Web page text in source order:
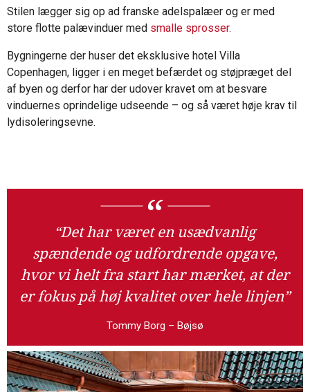
Stilen lægger sig op ad franske adelspalæer og er med
store flotte palævinduer med smalle sprosser.
Bygningerne der huser det eksklusive hotel Villa
Copenhagen, ligger i en meget befærdet og støjpræget del
af byen og derfor har der udover kravet om at besvare
vinduernes oprindelige udseende – og så været høje krav til
lydisoleringsevne.
“Det har været en usædvanlig
spændende og udfordrende opgave,
hvor vi helt fra start har mærket, at der
er fokus på høj kvalitet over hele linjen”
Tommy Borg – Bøjsø